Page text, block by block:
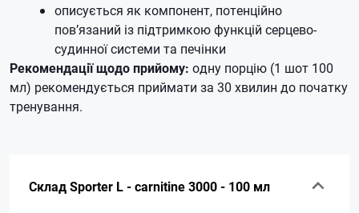
описується як компонент, потенційно
пов’язаний із підтримкою функцій серцево-
судинної системи та печінки
Рекомендації щодо прийому: одну порцію (1 шот 100
мл) рекомендується приймати за 30 хвилин до початку
тренування.
Склад Sporter L - carnitine 3000 - 100 мл